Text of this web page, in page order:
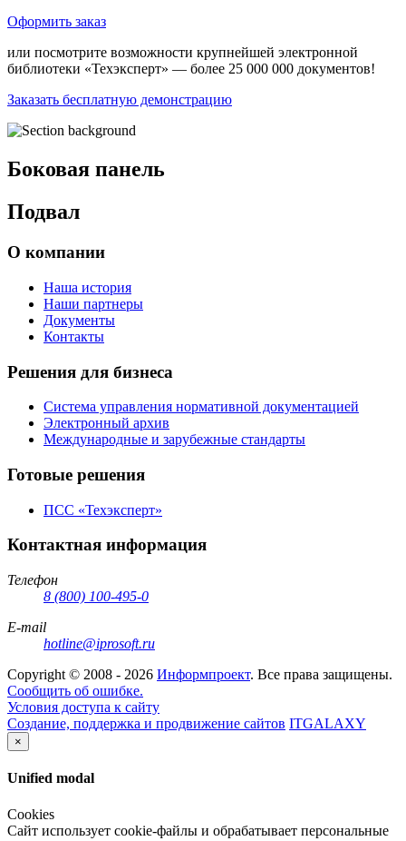
Оформить заказ
или посмотрите возможности крупнейшей электронной
библиотеки «Техэксперт» — более 25 000 000 документов!
Заказать бесплатную демонстрацию
Боковая панель
Подвал
О компании
Наша история
Наши партнеры
Документы
Контакты
Решения для бизнеса
Система управления нормативной документацией
Электронный архив
Международные и зарубежные стандарты
Готовые решения
ПСС «Техэксперт»
Контактная информация
Телефон
8 (800) 100-495-0
E-mail
hotline@iprosoft.ru
Copyright © 2008 - 2026 Информпроект. Все права защищены.
Сообщить об ошибке.
Условия доступа к сайту
Создание, поддержка и продвижение сайтов ITGALAXY
×
Unified modal
Cookies
Сайт использует cookie-файлы и обрабатывает персональные